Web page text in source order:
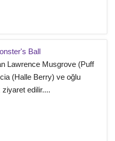
Ball
Lawrence Musgrove (Puff
(Halle Berry) ve oğlu
ziyaret edilir....